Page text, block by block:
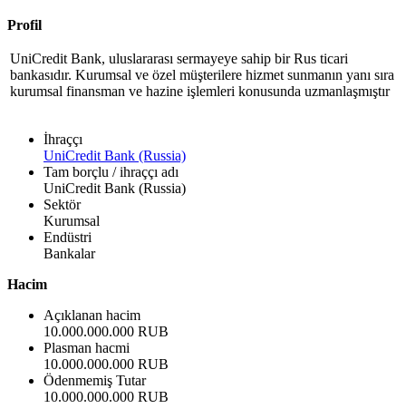
Profil
UniCredit Bank, uluslararası sermayeye sahip bir Rus ticari
bankasıdır. Kurumsal ve özel müşterilere hizmet sunmanın yanı sıra
kurumsal finansman ve hazine işlemleri konusunda uzmanlaşmıştır
İhraççı
UniCredit Bank (Russia)
Tam borçlu / ihraççı adı
UniCredit Bank (Russia)
Sektör
Kurumsal
Endüstri
Bankalar
Hacim
Açıklanan hacim
10.000.000.000 RUB
Plasman hacmi
10.000.000.000 RUB
Ödenmemiş Tutar
10.000.000.000 RUB